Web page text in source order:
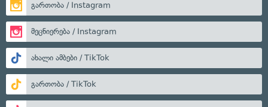
გართობა / Instagram
მეცნიერება / Instagram
ახალი ამბები / TikTok
გართობა / TikTok